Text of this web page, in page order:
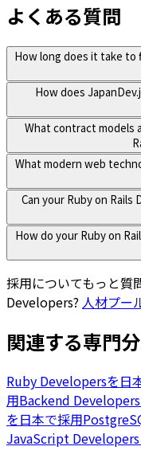
よくある質問
How long does it take to
How does
What contract models
What modern web
Can your Ruby on
How do your Ruby on
採用についてもっと質
Developers? 人材プー
関連する専門
Ruby Developersを日
用Backend
を日本で採用
JavaScript